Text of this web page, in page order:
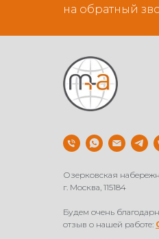
на обратный
Озерковская
г. Москва, 115184
Будем очень
отзыв о нашей работе: